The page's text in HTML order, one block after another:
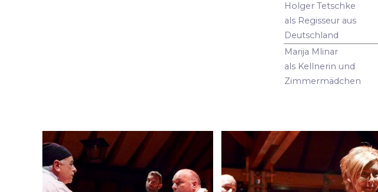
Holger Tetschke
als Regisseur aus
Deutschland
Marija Mlinar
als Kellnerin und
Zimmermädchen